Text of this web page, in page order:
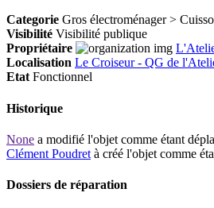
Categorie Gros électroménager >
Visibilité Visibilité publique
Propriétaire
Localisation Le Croiseur - QG de
Etat Fonctionnel
Historique
None a modifié l'objet comme étant
Clément Poudret à créé l'objet comme
Dossiers de réparation